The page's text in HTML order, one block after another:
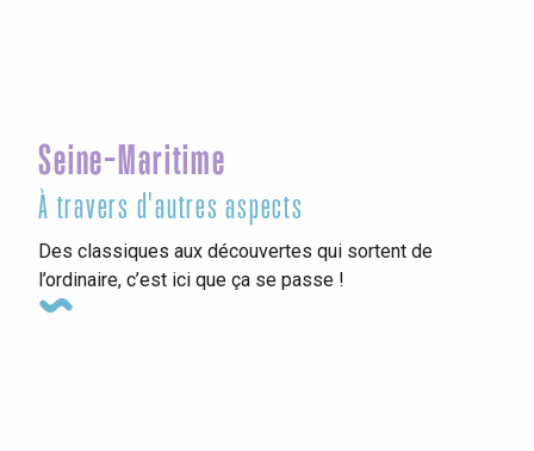
Seine-Maritime
À travers d'autres aspects
Des classiques aux découvertes qui sortent de
l’ordinaire, c’est ici que ça se passe !